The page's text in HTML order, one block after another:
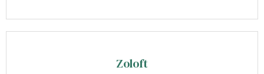
Zoloft